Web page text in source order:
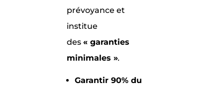
prévoyance et
institue
des« garanties
minimales ».
Garantir 90% du